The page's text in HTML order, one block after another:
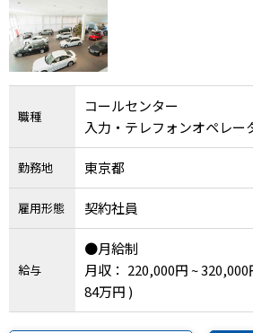
職種
コールセンター
入力・テレフォンオペレー
勤務地 東京都
雇用形態 契約社員
給与
●月給制
月収： 220,000円 ~ 320,000
84万円 )